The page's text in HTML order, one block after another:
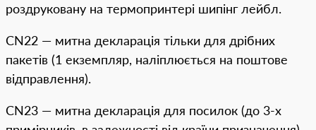
роздруковану на термопринтері шипінг лейбл.
CN22 — митна декларація тільки для дрібних
пакетів (1 екземпляр, наліплюється на поштове
відправлення).
CN23 — митна декларація для посилок (до 3-х